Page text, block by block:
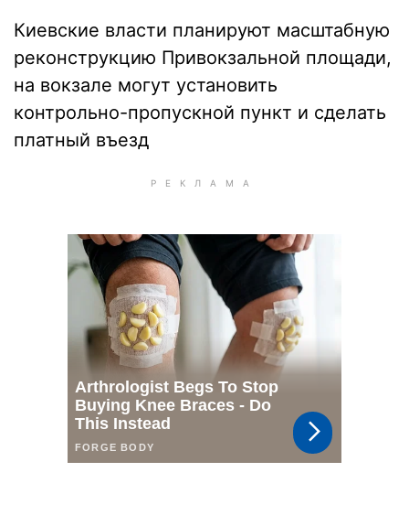
Киевские власти планируют масштабную
реконструкцию Привокзальной площади,
на вокзале могут установить
контрольно-пропускной пункт и сделать
платный въезд